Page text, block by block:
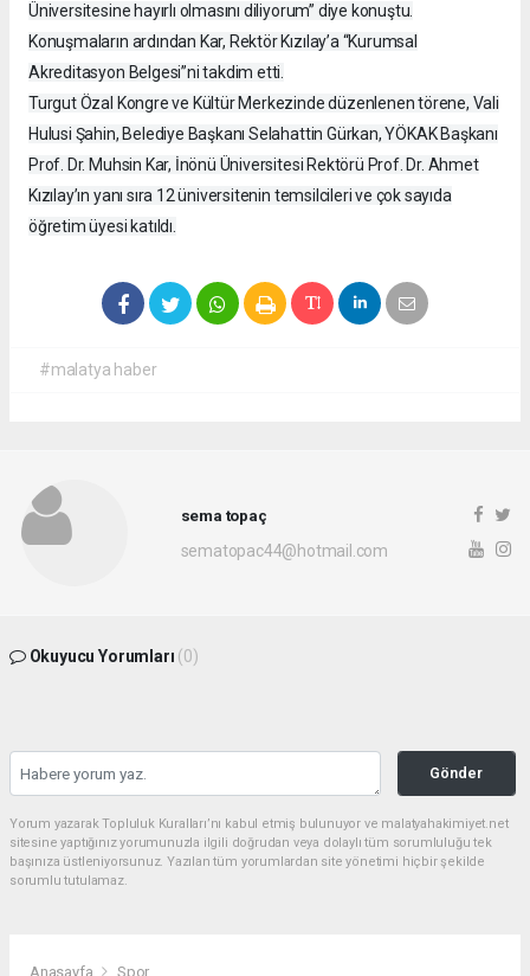
Üniversitesine hayırlı olmasını diliyorum” diye konuştu.
Konuşmaların ardından Kar, Rektör Kızılay’a “Kurumsal
Akreditasyon Belgesi”ni takdim etti.
Turgut Özal Kongre ve Kültür Merkezinde düzenlenen törene, Vali
Hulusi Şahin, Belediye Başkanı Selahattin Gürkan, YÖKAK Başkanı
Prof. Dr. Muhsin Kar, İnönü Üniversitesi Rektörü Prof. Dr. Ahmet
Kızılay’ın yanı sıra 12 üniversitenin temsilcileri ve çok sayıda
öğretim üyesi katıldı.
#malatya haber
sema topaç
sematopac44@hotmail.com
Okuyucu Yorumları (0)
Gönder
Yorum yazarak Topluluk Kuralları’nı kabul etmiş bulunuyor ve malatyahakimiyet.net
sitesine yaptığınız yorumunuzla ilgili doğrudan veya dolaylı tüm sorumluluğu tek
başınıza üstleniyorsunuz. Yazılan tüm yorumlardan site yönetimi hiçbir şekilde
sorumlu tutulamaz.
Anasayfa Spor